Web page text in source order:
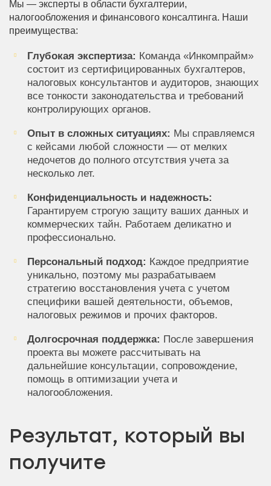
Мы — эксперты в области бухгалтерии,
налогообложения и финансового консалтинга. Наши
преимущества:
Глубокая экспертиза: Команда «Инкомпрайм»
состоит из сертифицированных бухгалтеров,
налоговых консультантов и аудиторов, знающих
все тонкости законодательства и требований
контролирующих органов.
Опыт в сложных ситуациях: Мы справляемся
с кейсами любой сложности — от мелких
недочетов до полного отсутствия учета за
несколько лет.
Конфиденциальность и надежность:
Гарантируем строгую защиту ваших данных и
коммерческих тайн. Работаем деликатно и
профессионально.
Персональный подход: Каждое предприятие
уникально, поэтому мы разрабатываем
стратегию восстановления учета с учетом
специфики вашей деятельности, объемов,
налоговых режимов и прочих факторов.
Долгосрочная поддержка: После завершения
проекта вы можете рассчитывать на
дальнейшие консультации, сопровождение,
помощь в оптимизации учета и
налогообложения.
Результат, который вы
получите